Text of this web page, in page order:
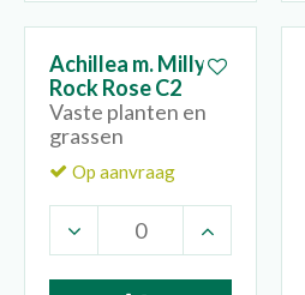
Achillea m. Milly
Rock Rose C2
Vaste planten en
grassen
Op aanvraag